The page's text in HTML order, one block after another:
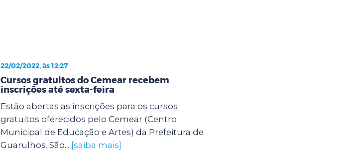
22/02/2022, às 12:27
Cursos gratuitos do Cemear recebem
inscrições até sexta-feira
Estão abertas as inscrições para os cursos
gratuitos oferecidos pelo Cemear (Centro
Municipal de Educação e Artes) da Prefeitura de
Guarulhos. São... [saiba mais]